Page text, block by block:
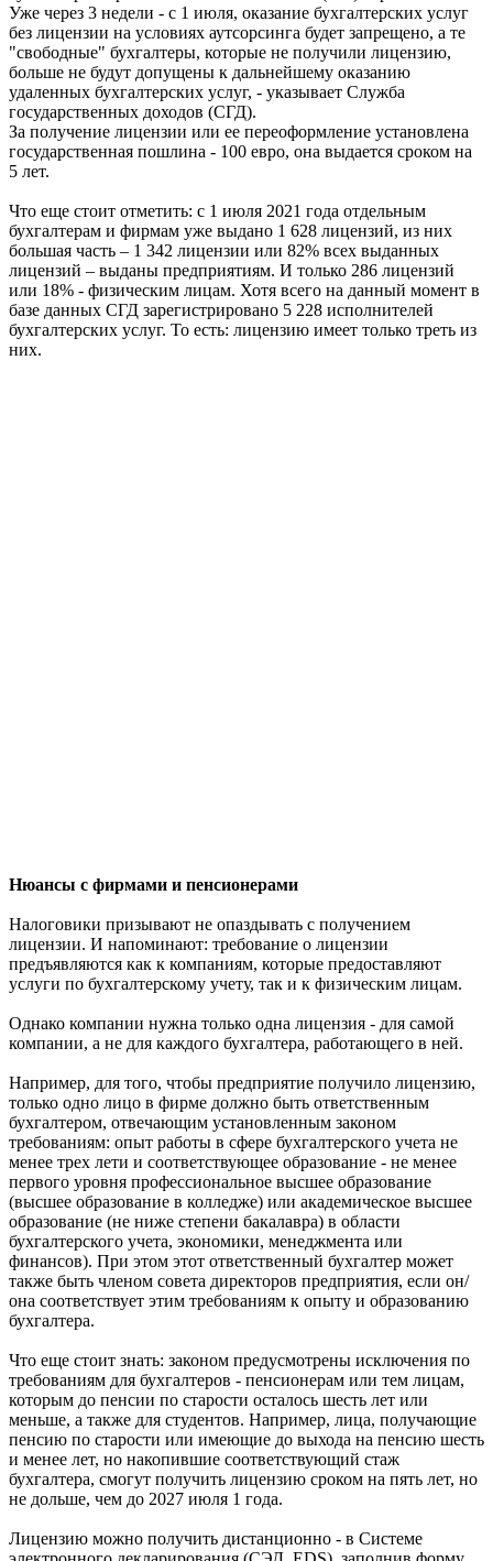
Уже через 3 недели - с 1 июля, оказание бухгалтерских услуг
без лицензии на условиях аутсорсинга будет запрещено, а те
"свободные" бухгалтеры, которые не получили лицензию,
больше не будут допущены к дальнейшему оказанию
удаленных бухгалтерских услуг, - указывает Служба
государственных доходов (СГД).
За получение лицензии или ее переоформление установлена
государственная пошлина - 100 евро, она выдается сроком на
5 лет.
Что еще стоит отметить: с 1 июля 2021 года отдельным
бухгалтерам и фирмам уже выдано 1 628 лицензий, из них
большая часть – 1 342 лицензии или 82% всех выданных
лицензий – выданы предприятиям. И только 286 лицензий
или 18% - физическим лицам. Хотя всего на данный момент в
базе данных СГД зарегистрировано 5 228 исполнителей
бухгалтерских услуг. То есть: лицензию имеет только треть из
них.
Нюансы с фирмами и пенсионерами
Налоговики призывают не опаздывать с получением
лицензии. И напоминают: требование о лицензии
предъявляются как к компаниям, которые предоставляют
услуги по бухгалтерскому учету, так и к физическим лицам.
Однако компании нужна только одна лицензия - для самой
компании, а не для каждого бухгалтера, работающего в ней.
Например, для того, чтобы предприятие получило лицензию,
только одно лицо в фирме должно быть ответственным
бухгалтером, отвечающим установленным законом
требованиям: опыт работы в сфере бухгалтерского учета не
менее трех лети и соответствующее образование - не менее
первого уровня профессиональное высшее образование
(высшее образование в колледже) или академическое высшее
образование (не ниже степени бакалавра) в области
бухгалтерского учета, экономики, менеджмента или
финансов). При этом этот ответственный бухгалтер может
также быть членом совета директоров предприятия, если он/
она соответствует этим требованиям к опыту и образованию
бухгалтера.
Что еще стоит знать: законом предусмотрены исключения по
требованиям для бухгалтеров - пенсионерам или тем лицам,
которым до пенсии по старости осталось шесть лет или
меньше, а также для студентов. Например, лица, получающие
пенсию по старости или имеющие до выхода на пенсию шесть
и менее лет, но накопившие соответствующий стаж
бухгалтера, смогут получить лицензию сроком на пять лет, но
не дольше, чем до 2027 июля 1 года.
Лицензию можно получить дистанционно - в Системе